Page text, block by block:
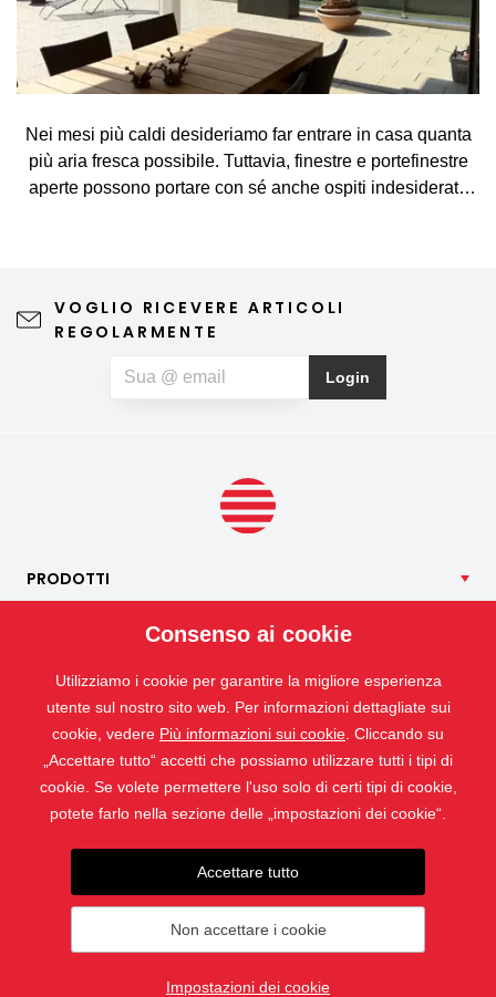
Nei mesi più caldi desideriamo far entrare in casa quanta
più aria fresca possibile. Tuttavia, finestre e portefinestre
aperte possono portare con sé anche ospiti indesiderati,
dell'abitazione, richiede una manutenzione minima e può
contribuire anche a un riposo notturno più sereno. Se, oltre
limitare la quantità di particelle di polline che penetrano
all’interno.
VOGLIO RICEVERE ARTICOLI
REGOLARMENTE
Login
PRODOTTI
ISOTRA
CONTATTO
Consenso ai cookie
Utilizziamo i cookie per garantire la migliore esperienza
utente sul nostro sito web. Per informazioni dettagliate sui
cookie, vedere Più informazioni sui cookie . Cliccando su
„Accettare tutto“ accetti che possiamo utilizzare tutti i tipi di
cookie. Se volete permettere l'uso solo di certi tipi di cookie,
potete farlo nella sezione delle „impostazioni dei cookie“.
Accettare tutto
Non accettare i cookie
Impostazioni dei cookie